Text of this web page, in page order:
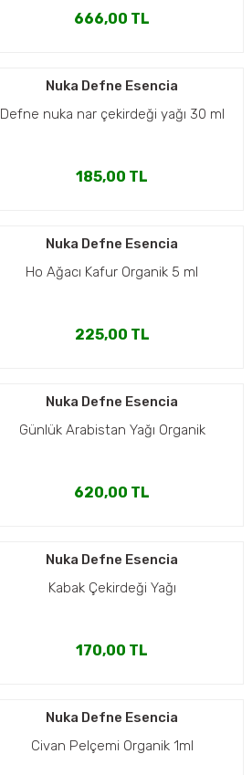
666,00 TL
Nuka Defne Esencia
Defne nuka nar çekirdeği yağı 30 ml
185,00 TL
Nuka Defne Esencia
Ho Ağacı Kafur Organik 5 ml
225,00 TL
Nuka Defne Esencia
Günlük Arabistan Yağı Organik
620,00 TL
Nuka Defne Esencia
Kabak Çekirdeği Yağı
170,00 TL
Nuka Defne Esencia
Civan Pelçemi Organik 1ml